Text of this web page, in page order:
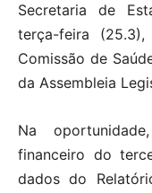
Secretaria de
terça-feira
Comissão de
da Assembleia
Na
financeiro do
dados do